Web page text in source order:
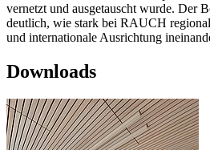
vernetzt und ausgetauscht wurde. Der
deutlich, wie stark bei RAUCH
und internationale Ausrichtung
Downloads